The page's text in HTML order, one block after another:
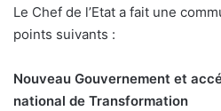
Le Chef de l’Etat a fait une
points suivants :
Nouveau Gouvernement et
national de Transformation